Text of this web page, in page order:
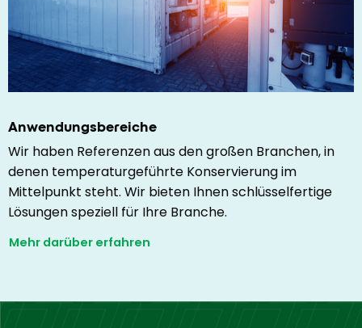
Anwendungsbereiche
Wir haben Referenzen aus den großen Branchen, in
denen temperaturgeführte Konservierung im
Mittelpunkt steht. Wir bieten Ihnen schlüsselfertige
Lösungen speziell für Ihre Branche.
Mehr darüber erfahren